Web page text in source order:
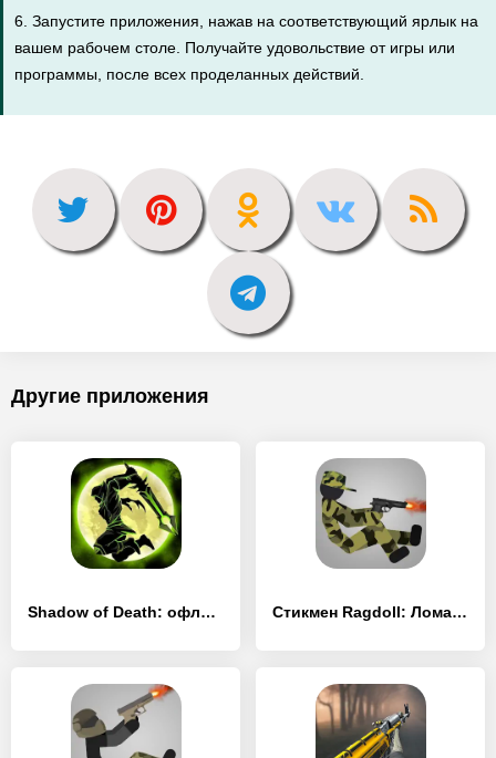
6. Запустите приложения, нажав на соответствующий ярлык на
вашем рабочем столе. Получайте удовольствие от игры или
программы, после всех проделанных действий.
Другие приложения
Shadow of Death: офлайн игры - [MOD Много монет] Стикмен Ragdoll: Ломать Кости! - [MOD Бесконечные деньги]